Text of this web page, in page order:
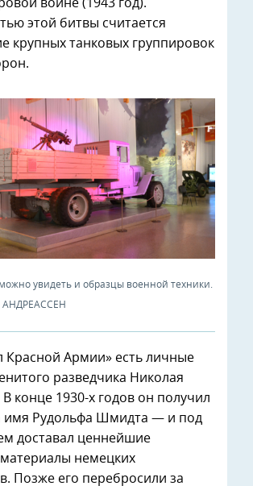
войне (1943 год).
этой битвы считается
крупных танковых группировок
увидеть и образцы военной техники.
АНДРЕАССЕН
Красной Армии» есть личные
разведчика Николая
В конце 1930-х годов он получил
имя Рудольфа Шмидта — и под
доставал ценнейшие
немецких
Позже его перебросили за